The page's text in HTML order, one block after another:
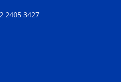
2405 3427